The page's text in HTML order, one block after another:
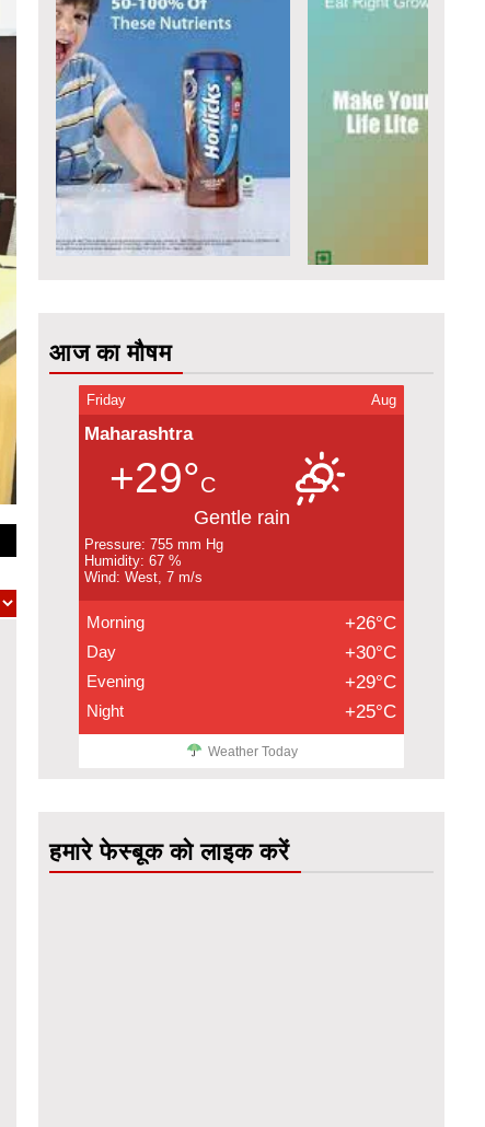
आज का मौषम
Friday Aug
Maharashtra
+29°C
Gentle rain
Pressure: 755 mm Hg
Humidity: 67 %
Wind: West, 7 m/s
Morning +26°C
Day +30°C
Evening +29°C
Night +25°C
Weather Today
हमारे फेस्बूक को लाइक करें